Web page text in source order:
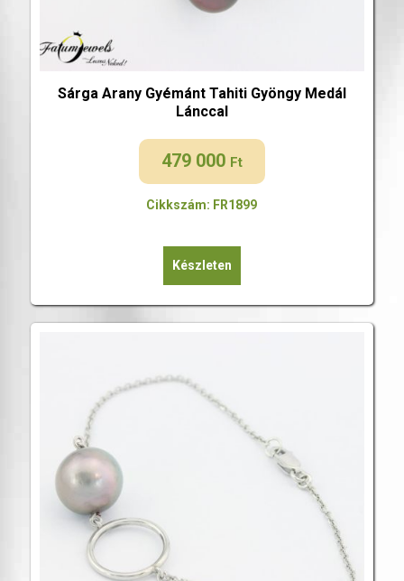
Sárga Arany Gyémánt Tahiti Gyöngy Medál
Lánccal
479 000 Ft
Cikkszám: FR1899
Készleten